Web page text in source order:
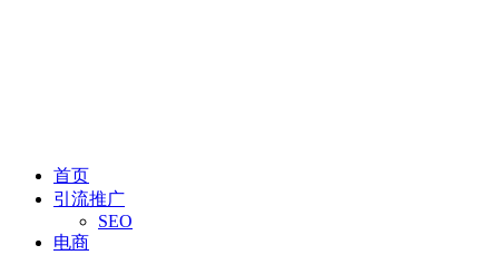
首页
引流推广
SEO
电商